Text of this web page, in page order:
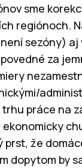
sme
regiónoch.
sezóny)
za
práce na
že
dopytom by